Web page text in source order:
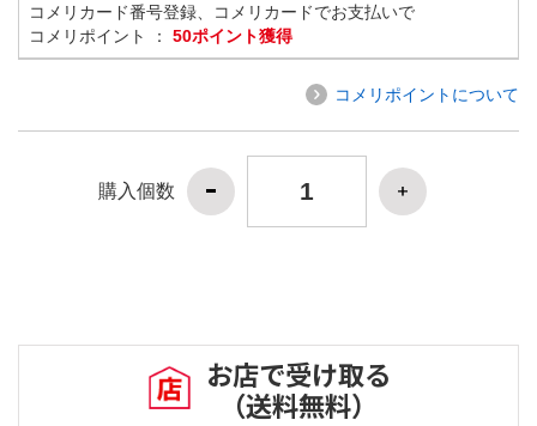
コメリカード番号登録、コメリカードでお支払いで
コメリポイント ： 50ポイント獲得
コメリポイントについて
購入個数
お店で受け取る
（送料無料）